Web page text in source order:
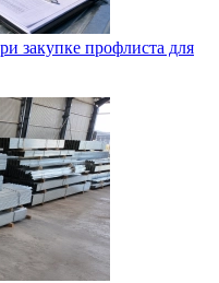
закупке профлиста для